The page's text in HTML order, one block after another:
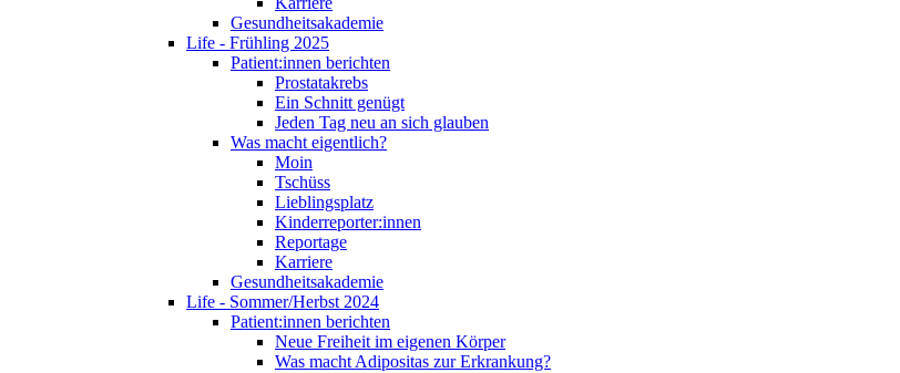
Gesundheitsakademie
Life - Frühling 2025
Patient:innen berichten
Prostatakrebs
Ein Schnitt genügt
Jeden Tag neu an sich glauben
Was macht eigentlich?
Moin
Tschüss
Lieblingsplatz
Kinderreporter:innen
Reportage
Karriere
Gesundheitsakademie
Life - Sommer/Herbst 2024
Patient:innen berichten
Neue Freiheit im eigenen Körper
Was macht Adipositas zur Erkrankung?